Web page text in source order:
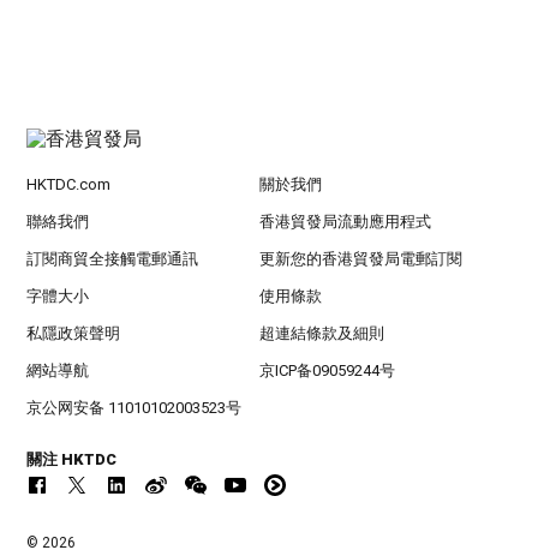
HKTDC.com 關於我們
聯絡我們 香港貿發局流動應用程式
訂閱商貿全接觸電郵通訊 更新您的香港貿發局電郵訂閱
字體大小 使用條款
私隱政策聲明 超連結條款及細則
網站導航 京ICP备09059244号
京公网安备 11010102003523号
關注 HKTDC
© 2026